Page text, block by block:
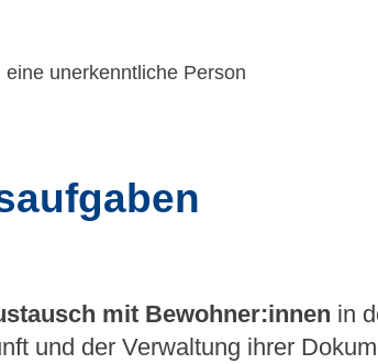
mit Bewohner:innen in
und der Verwaltung ihrer